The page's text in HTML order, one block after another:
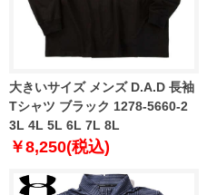
大きいサイズ メンズ D.A.D 長袖
Tシャツ ブラック 1278-5660-2
3L 4L 5L 6L 7L 8L
￥8,250(税込)